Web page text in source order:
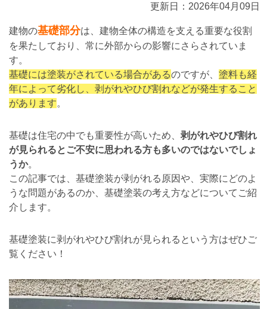
更新日：2026年04月09日
建物の基礎部分は、建物全体の構造を支える重要な役割
を果たしており、常に外部からの影響にさらされていま
す。
基礎には塗装がされている場合があるのですが、 塗料も経
年によって劣化し、剥がれやひび割れなどが発生すること
があります。
基礎は住宅の中でも重要性が高いため、 剥がれやひび割れ
が見られるとご不安に思われる方も多いのではないでしょ
うか。
この記事では、基礎塗装が剥がれる原因や、実際にどのよ
うな問題があるのか、基礎塗装の考え方などについてご紹
介します。
基礎塗装に剥がれやひび割れが見られるという方はぜひご
覧ください！